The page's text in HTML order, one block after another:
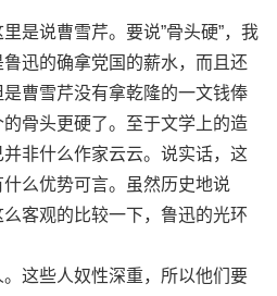
说曹雪芹。要说”骨头硬”，我
迅的确拿党国的薪水，而且还
曹雪芹没有拿乾隆的一文钱俸
骨头更硬了。至于文学上的造
非什么作家云云。说实话，这
么优势可言。虽然历史地说
客观的比较一下，鲁迅的光环
这些人奴性深重，所以他们要